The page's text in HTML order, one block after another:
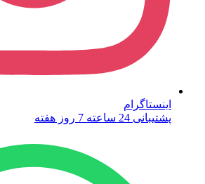
اینستاگرام
پشتیبانی 24 ساعته 7 روز هفته